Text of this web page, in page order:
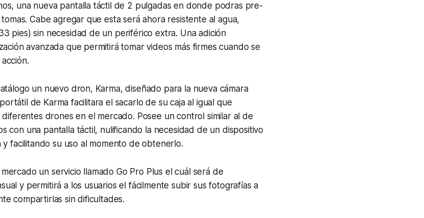
una nueva pantalla táctil de 2 pulgadas en donde podras pre-
Cabe agregar que esta será ahora resistente al agua,
pies) sin necesidad de un periférico extra. Una adición
avanzada que permitirá tomar videos más firmes cuando se
un nuevo dron, Karma, diseñado para la nueva cámara
de Karma facilitara el sacarlo de su caja al igual que
drones en el mercado. Posee un control similar al de
con una pantalla táctil, nulificando la necesidad de un dispositivo
facilitando su uso al momento de obtenerlo.
un servicio llamado Go Pro Plus el cuál será de
y permitirá a los usuarios el fácilmente subir sus fotografías a
compartirlas sin dificultades.